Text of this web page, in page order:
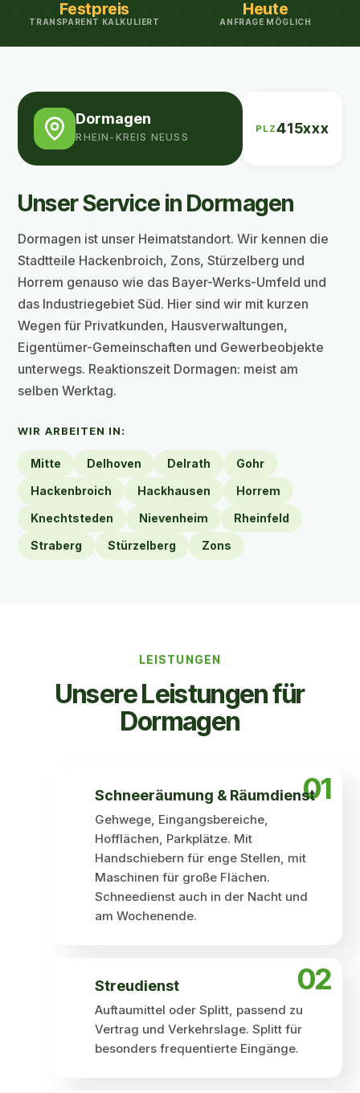
Festpreis
TRANSPARENT KALKULIERT
Heute
ANFRAGE MÖGLICH
Dormagen
RHEIN-KREIS NEUSS
PLZ415xxx
Unser Service in Dormagen
Dormagen ist unser Heimatstandort. Wir kennen die
Stadtteile Hackenbroich, Zons, Stürzelberg und
Horrem genauso wie das Bayer-Werks-Umfeld und
das Industriegebiet Süd. Hier sind wir mit kurzen
Wegen für Privatkunden, Hausverwaltungen,
Eigentümer-Gemeinschaften und Gewerbeobjekte
unterwegs. Reaktionszeit Dormagen: meist am
selben Werktag.
WIR ARBEITEN IN:
Mitte Delhoven Delrath
Gohr
Hackenbroich
Hackhausen
Horrem
Knechtsteden
Nievenheim
Rheinfeld
Straberg
Stürzelberg Zons
LEISTUNGEN
Unsere Leistungen für
Dormagen
01
Schneeräumung & Räumdienst
Gehwege, Eingangsbereiche,
Hofflächen, Parkplätze. Mit
Handschiebern für enge Stellen, mit
Maschinen für große Flächen.
Schneedienst auch in der Nacht und
am Wochenende.
02
Streudienst
Auftaumittel oder Splitt, passend zu
Vertrag und Verkehrslage. Splitt für
besonders frequentierte Eingänge.